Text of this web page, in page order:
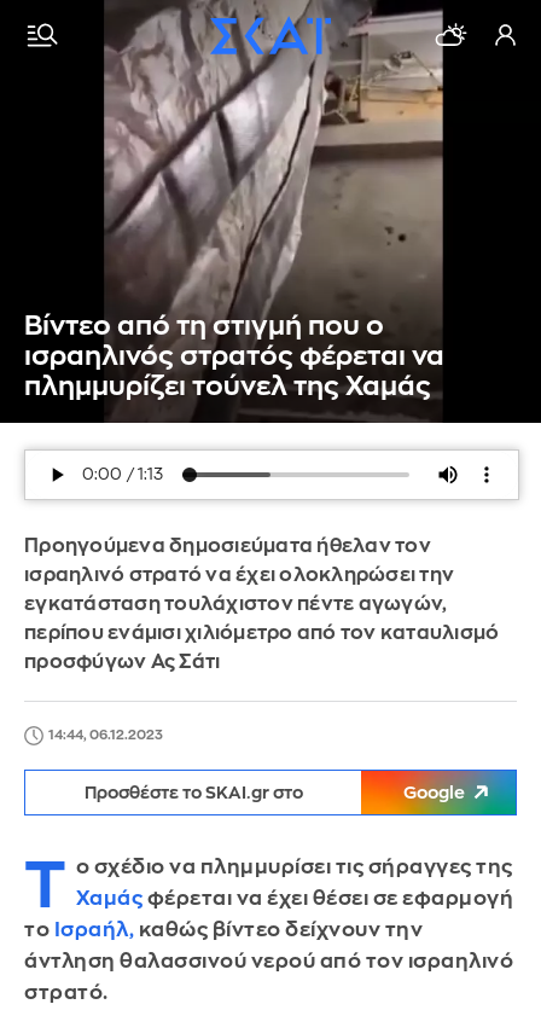
Βίντεο από τη στιγμή που ο
ισραηλινός στρατός φέρεται να
πλημμυρίζει τούνελ της Χαμάς
Προηγούμενα δημοσιεύματα ήθελαν τον
ισραηλινό στρατό να έχει ολοκληρώσει την
εγκατάσταση τουλάχιστον πέντε αγωγών,
περίπου ενάμισι χιλιόμετρο από τον καταυλισμό
προσφύγων Ας Σάτι
14:44, 06.12.2023
Προσθέστε το SKAI.gr στο Google
Τ ο σχέδιο να πλημμυρίσει τις σήραγγες της
Χαμάς φέρεται να έχει θέσει σε εφαρμογή
το Ισραήλ, καθώς βίντεο δείχνουν την
άντληση θαλασσινού νερού από τον ισραηλινό
στρατό.